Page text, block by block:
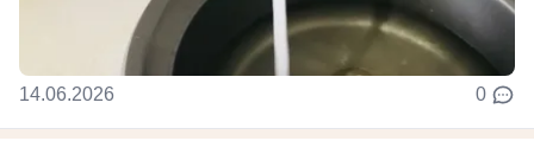
14.06.2026 0